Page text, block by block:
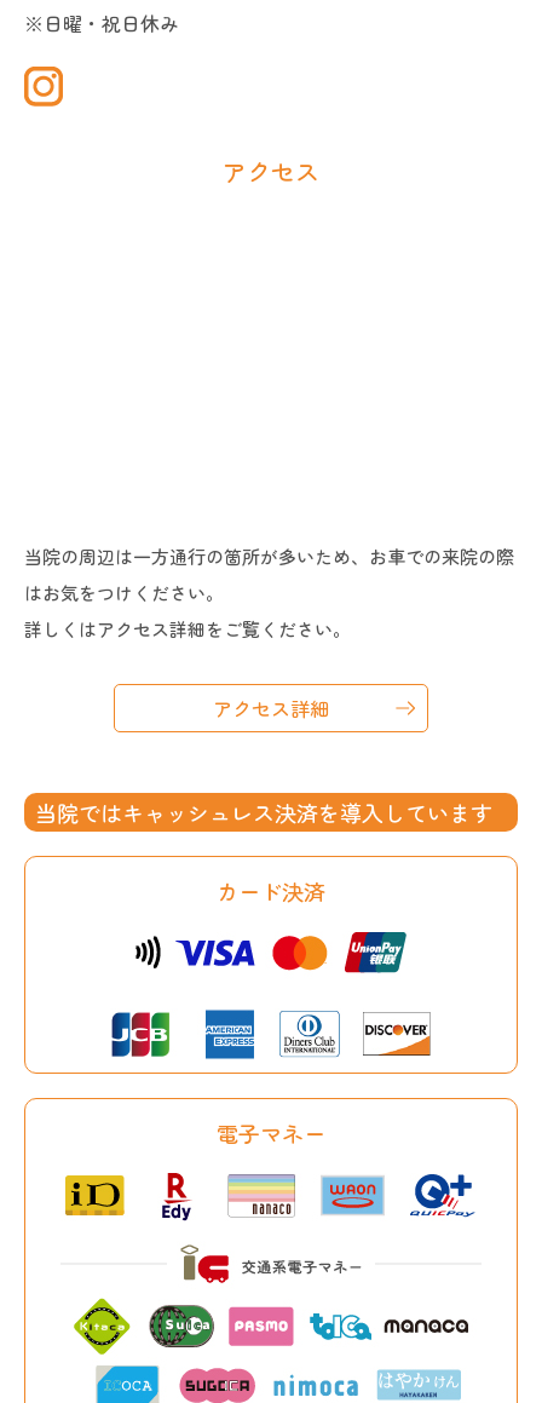
※日曜・祝日休み
アクセス
当院の周辺は一方通行の箇所が多いため、お車での来院の際
はお気をつけください。
詳しくはアクセス詳細をご覧ください。
アクセス詳細
当院ではキャッシュレス決済を導入しています
カード決済
電子マネー